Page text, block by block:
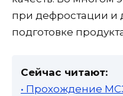
при дефростации и
подготовке
Сейчас читают:
• Прохождение